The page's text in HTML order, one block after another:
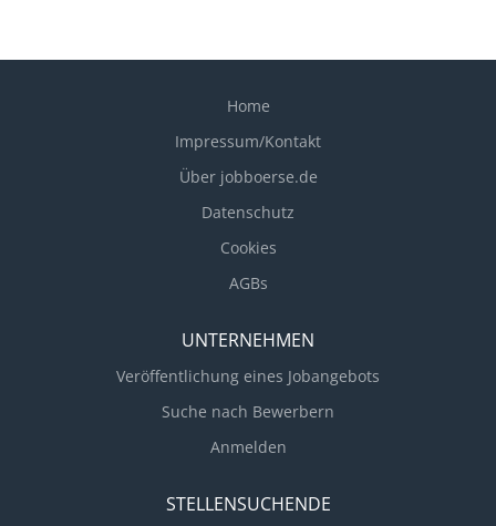
Home
Impressum/Kontakt
Über jobboerse.de
Datenschutz
Cookies
AGBs
UNTERNEHMEN
Veröffentlichung eines Jobangebots
Suche nach Bewerbern
Anmelden
STELLENSUCHENDE